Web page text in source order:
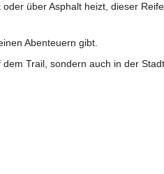
über Asphalt heizt, dieser
Abenteuern gibt.
Trail, sondern auch in der